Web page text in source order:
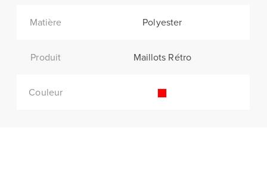
Matière Polyester
Produit Maillots Rétro
Couleur